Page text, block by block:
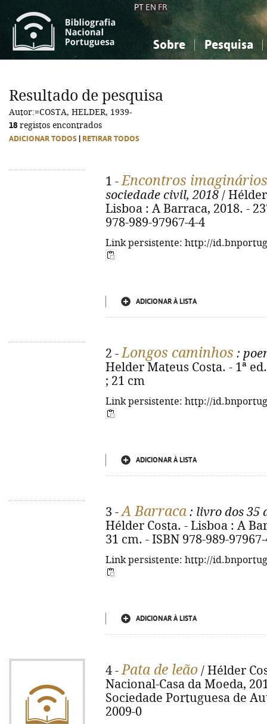
PT EN FR
Sobre Pesquisa
Ciências sociais...
Ciências sociais...
Resultado de pesquisa
Autor:=COSTA, HELDER, 1939-
18 registos encontrados
ADICIONAR TODOS RETIRAR TODOS
1 -Encontros imaginários
sociedade civil, 2018 /
Lisboa : A Barraca, 2018. -
978-989-97967-4-4
Link persistente: http://
ADICIONAR À LISTA
2 -Longos caminhos :
Helder Mateus Costa. - 1ª
; 21 cm
Link persistente: http://
ADICIONAR À LISTA
3 -A Barraca : livro dos 35
Hélder Costa. - Lisboa : A
31 cm. - ISBN 978-989-
Link persistente: http://
ADICIONAR À LISTA
4 -Pata de leão / Hélder
Nacional-Casa da Moeda,
Sociedade Portuguesa de
2009-0